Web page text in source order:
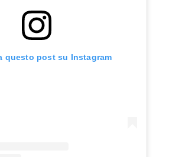
questo post su Instagram